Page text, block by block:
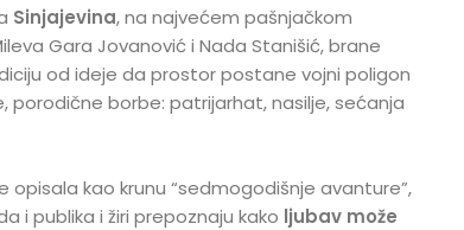
Sinjajevina, na najvećem pašnjačkom
Gara Jovanović i Nada Stanišić, brane
od ideje da prostor postane vojni poligon
porodične borbe: patrijarhat, nasilje, sećanja
opisala kao krunu “sedmogodišnje avanture”,
i publika i žiri prepoznaju kako ljubav može